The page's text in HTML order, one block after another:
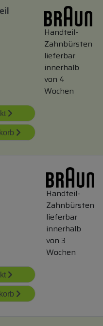
Handteil-
Zahnbürsten
lieferbar
innerhalb
von 4
Wochen
Handteil-
Zahnbürsten
lieferbar
innerhalb
von 3
Wochen